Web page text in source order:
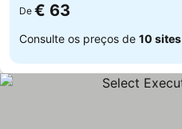
De € 63
Consulte os preços de 10 sites